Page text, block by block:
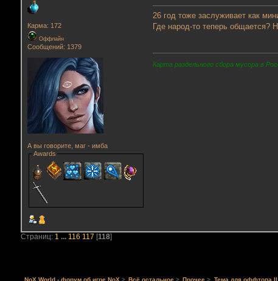
Карма: 172
Оффлайн
Сообщений: 1379
А вы говорите, маг - имба
Awards
26 год тоже заслуживает как
Где народ-то теперь общается?
Карта раздельного сбора мусора в
Страниц: 1 ... 116 117 [118]